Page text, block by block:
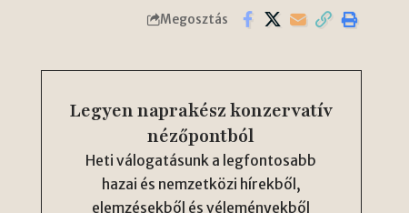
Megosztás
Legyen naprakész konzervatív
nézőpontból
Heti válogatásunk a legfontosabb
hazai és nemzetközi hírekből,
elemzésekből és véleményekből